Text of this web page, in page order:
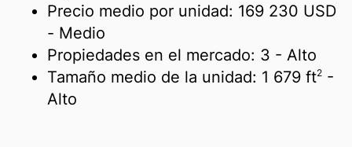
Precio medio por unidad: 169 230 USD
- Medio
Propiedades en el mercado: 3 - Alto
Tamaño medio de la unidad: 1 679 ft2 -
Alto